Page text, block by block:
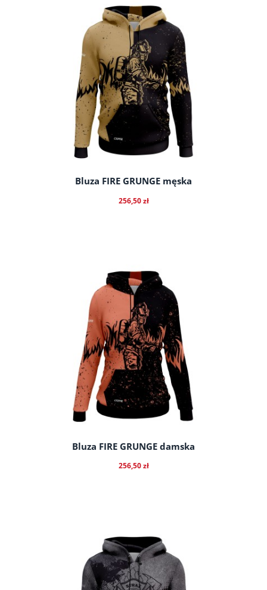
do koszyka
Bluza FIRE GRUNGE męska
256,50 zł
do koszyka
Bluza FIRE GRUNGE damska
256,50 zł
do koszyka